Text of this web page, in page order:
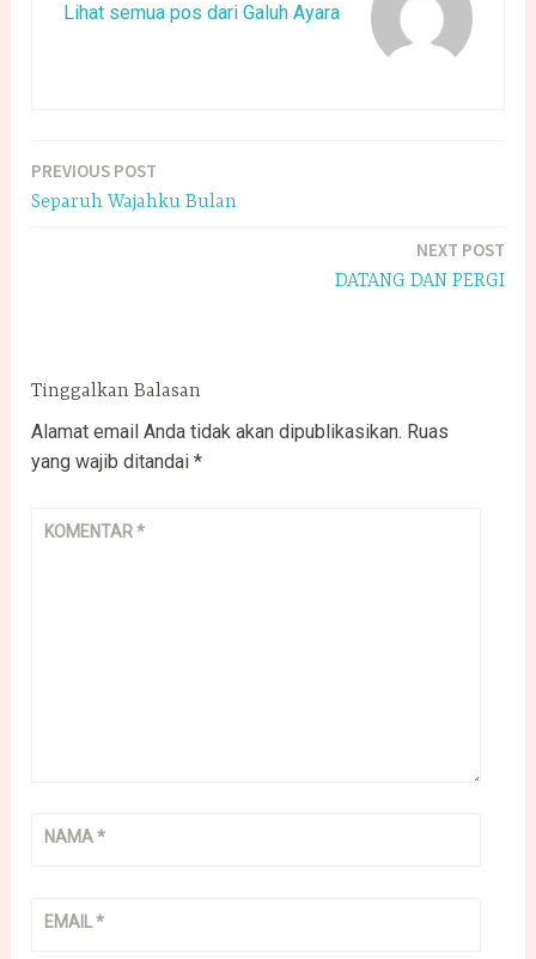
Lihat semua pos dari Galuh Ayara
Navigasi
pos
PREVIOUS POST
Separuh Wajahku Bulan
NEXT POST
DATANG DAN PERGI
Tinggalkan Balasan
Alamat email Anda tidak akan dipublikasikan. Ruas
yang wajib ditandai*
KOMENTAR*
NAMA*
EMAIL*